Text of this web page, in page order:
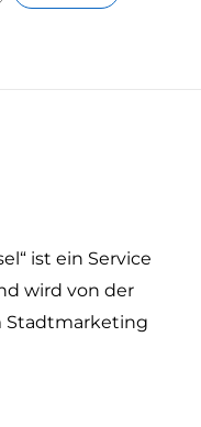
ist ein Service
wird von der
Stadtmarketing